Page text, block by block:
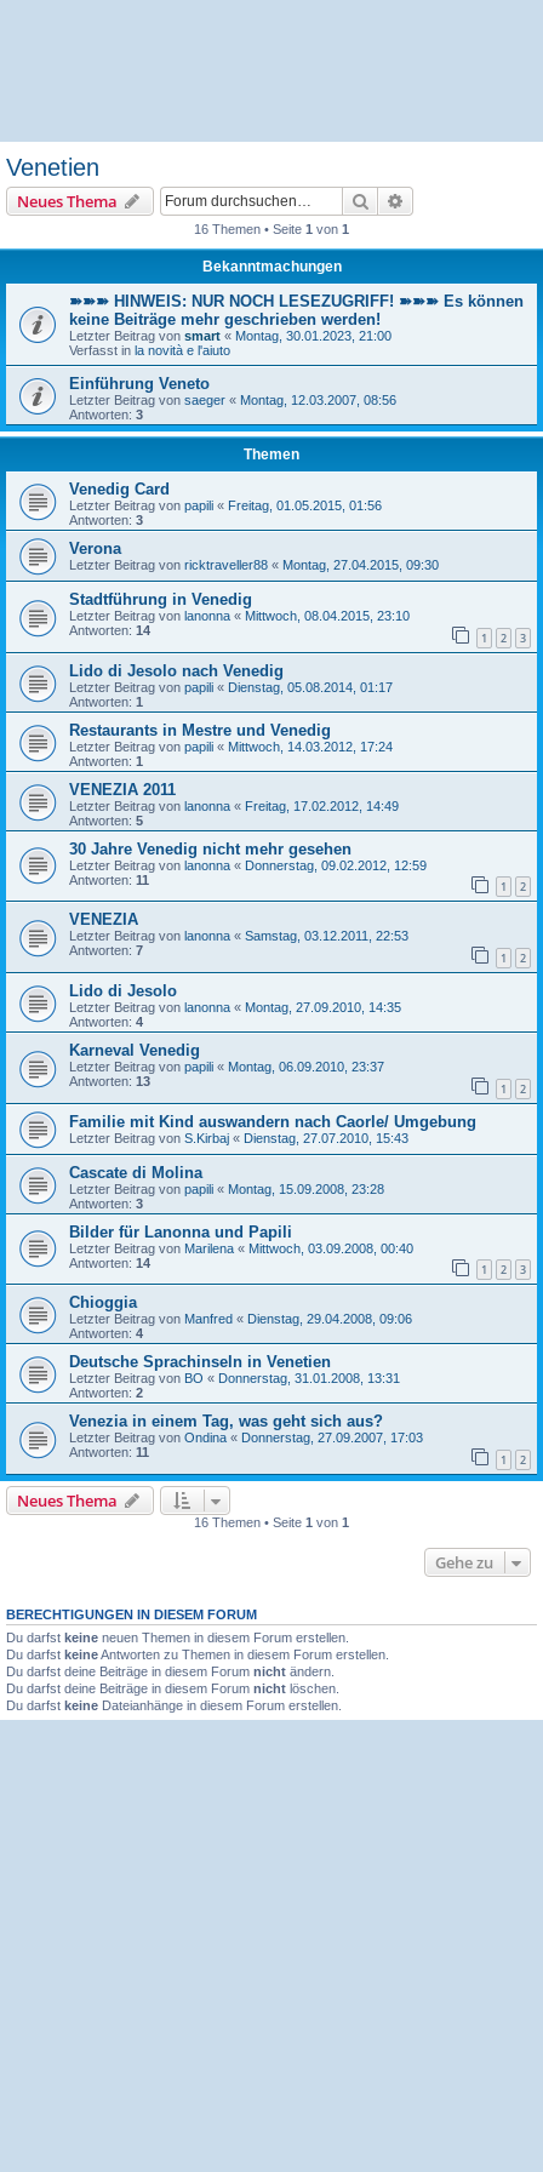
Venetien
Neues Thema Suche
16 Themen • Seite 1 von 1
Bekanntmachungen
➽➽➽ HINWEIS: NUR NOCH LESEZUGRIFF! ➽➽➽ Es können
keine Beiträge mehr geschrieben werden!
Letzter Beitrag von smart « Montag, 30.01.2023, 21:00
Verfasst in la novità e l'aiuto
Einführung Veneto
Letzter Beitrag von saeger « Montag, 12.03.2007, 08:56
Antworten: 3
Themen
Venedig Card
Letzter Beitrag von papili « Freitag, 01.05.2015, 01:56
Antworten: 3
Verona
Letzter Beitrag von ricktraveller88 « Montag, 27.04.2015, 09:30
Stadtführung in Venedig
Letzter Beitrag von lanonna « Mittwoch, 08.04.2015, 23:10
Antworten: 14 1 2 3
Lido di Jesolo nach Venedig
Letzter Beitrag von papili « Dienstag, 05.08.2014, 01:17
Antworten: 1
Restaurants in Mestre und Venedig
Letzter Beitrag von papili « Mittwoch, 14.03.2012, 17:24
Antworten: 1
VENEZIA 2011
Letzter Beitrag von lanonna « Freitag, 17.02.2012, 14:49
Antworten: 5
30 Jahre Venedig nicht mehr gesehen
Letzter Beitrag von lanonna « Donnerstag, 09.02.2012, 12:59
Antworten: 11 1 2
VENEZIA
Letzter Beitrag von lanonna « Samstag, 03.12.2011, 22:53
Antworten: 7 1 2
Lido di Jesolo
Letzter Beitrag von lanonna « Montag, 27.09.2010, 14:35
Antworten: 4
Karneval Venedig
Letzter Beitrag von papili « Montag, 06.09.2010, 23:37
Antworten: 13 1 2
Familie mit Kind auswandern nach Caorle/ Umgebung
Letzter Beitrag von S.Kirbaj « Dienstag, 27.07.2010, 15:43
Cascate di Molina
Letzter Beitrag von papili « Montag, 15.09.2008, 23:28
Antworten: 3
Bilder für Lanonna und Papili
Letzter Beitrag von Marilena « Mittwoch, 03.09.2008, 00:40
Antworten: 14 1 2 3
Chioggia
Letzter Beitrag von Manfred « Dienstag, 29.04.2008, 09:06
Antworten: 4
Deutsche Sprachinseln in Venetien
Letzter Beitrag von BO « Donnerstag, 31.01.2008, 13:31
Antworten: 2
Venezia in einem Tag, was geht sich aus?
Letzter Beitrag von Ondina « Donnerstag, 27.09.2007, 17:03
Antworten: 11 1 2
Neues Thema
16 Themen • Seite 1 von 1
Gehe zu
BERECHTIGUNGEN IN DIESEM FORUM
Du darfst keine neuen Themen in diesem Forum erstellen.
Du darfst keineAntworten zu Themen in diesem Forum erstellen.
Du darfst deine Beiträge in diesem Forum nicht ändern.
Du darfst deine Beiträge in diesem Forum nicht löschen.
Du darfst keine Dateianhänge in diesem Forum erstellen.